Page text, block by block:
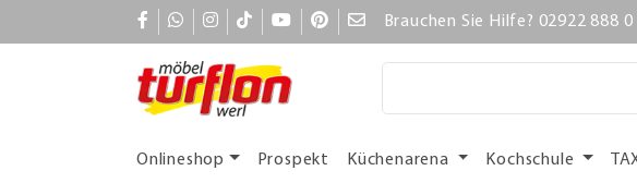
Brauchen Sie Hilfe? 02922 888 0
Onlineshop Prospekt Küchenarena Kochschule